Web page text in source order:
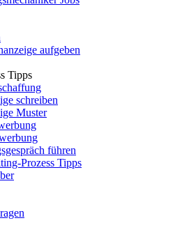
aufgeben
Tipps
schreiben
Muster
führen
Prozess Tipps